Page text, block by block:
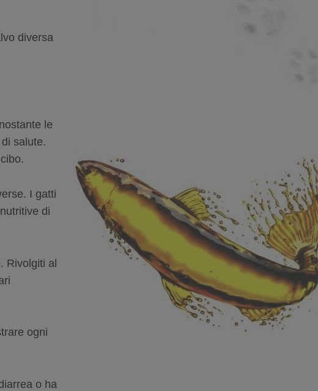
diversa
le
salute.
I gatti
di
Rivolgiti al
ogni
o ha